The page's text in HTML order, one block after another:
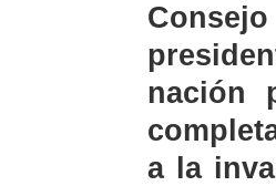
nación
a la